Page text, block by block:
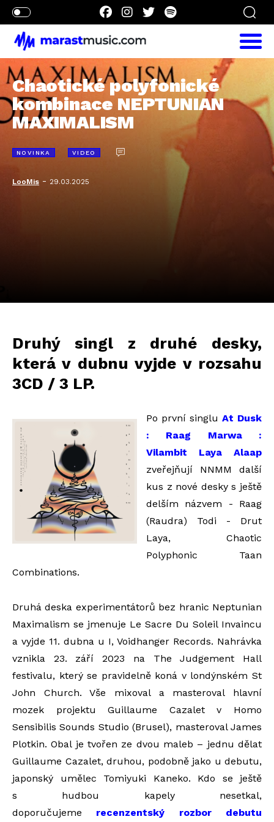
Chaotické polyfonické
kombinace NEPTUNIAN
MAXIMALISM
NOVINKA VIDEO
LooMis - 29.03.2025
Druhý singl z druhé desky,
která v dubnu vyjde v rozsahu
3CD / 3 LP.
Po první singlu At Dusk
: Raag Marwa :
Vilambit Laya Alaap
zveřejňují NNMM další
kus z nové desky s ještě
delším názvem - Raag
(Raudra) Todi - Drut
Laya, Chaotic
Polyphonic Taan
Combinations.
Druhá deska experimentátorů bez hranic Neptunian
Maximalism se jmenuje Le Sacre Du Soleil Invaincu
a vyjde 11. dubna u I, Voidhanger Records. Nahrávka
vznikla 23. září 2023 na The Judgement Hall
festivalu, který se pravidelně koná v londýnském St
John Church. Vše mixoval a masteroval hlavní
mozek projektu Guillaume Cazalet v Homo
Sensibilis Sounds Studio (Brusel), masteroval James
Plotkin. Obal je tvořen ze dvou maleb – jednu dělat
Guillaume Cazalet, druhou, podobně jako u debutu,
japonský umělec Tomiyuki Kaneko. Kdo se ještě
s hudbou kapely nesetkal,
doporučujeme recenzentský rozbor debutu